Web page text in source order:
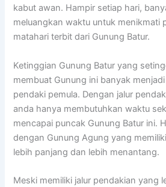
kabut awan. Hampir setiap hari,
meluangkan waktu untuk menikmati
matahari terbit dari Gunung Batur.
Ketinggian Gunung Batur yang
membuat Gunung ini banyak
pendaki pemula. Dengan jalur
anda hanya membutuhkan waktu
mencapai puncak Gunung Batur ini.
dengan Gunung Agung yang
lebih panjang dan lebih menantang.
Meski memiliki jalur pendakian yang